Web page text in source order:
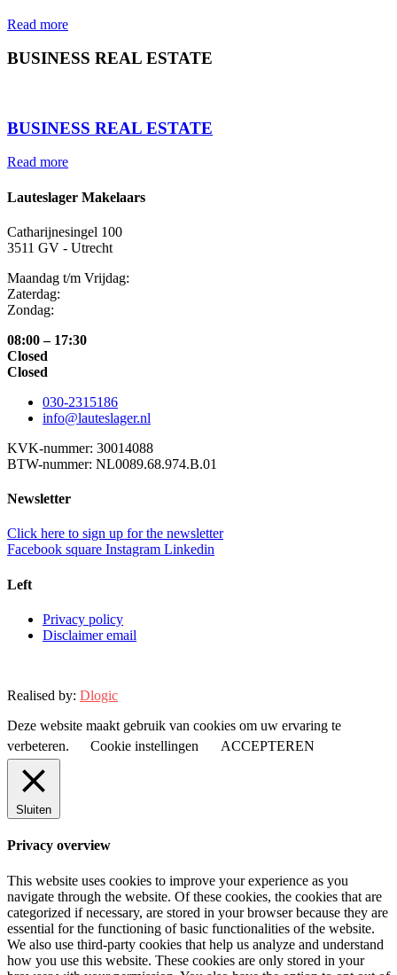
Read more
BUSINESS REAL ESTATE
BUSINESS REAL ESTATE
Read more
Lauteslager Makelaars
Catharijnesingel 100
3511 GV - Utrecht
Maandag t/m Vrijdag:
Zaterdag:
Zondag:
08:00 – 17:30
Closed
Closed
030-2315186
info@lauteslager.nl
KVK-nummer: 30014088
BTW-nummer: NL0089.68.974.B.01
Newsletter
Click here to sign up for the newsletter
Facebook square Instagram Linkedin
Left
Privacy policy
Disclaimer email
Realised by: Dlogic
Deze website maakt gebruik van cookies om uw ervaring te
verbeteren.
Cookie instellingen ACCEPTEREN
Sluiten
Privacy overview
This website uses cookies to improve your experience as you
navigate through the website. Of these cookies, the cookies that are
categorized if necessary, are stored in your browser because they are
essential for the functioning of basic functionalities of the website.
We also use third-party cookies that help us analyze and understand
how you use this website. These cookies are only stored in your